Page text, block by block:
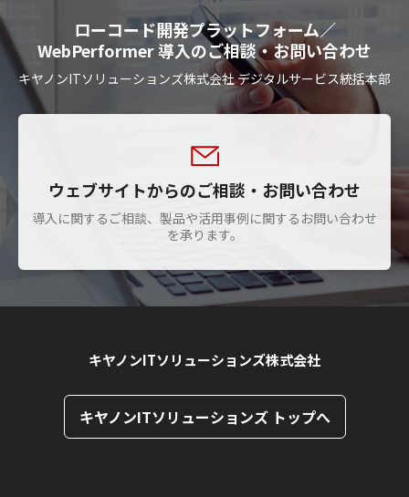
ローコード開発プラットフォーム／
WebPerformer 導入のご相談・お問い合わせ
キヤノンITソリューションズ株式会社 デジタルサービス統括本部
ウェブサイトからのご相談・お問い合わせ
導入に関するご相談、製品や活用事例に関するお問い合わせ
を承ります。
キヤノンITソリューションズ株式会社
キヤノンITソリューションズ トップへ